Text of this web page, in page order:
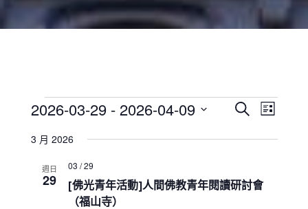
Events
E
e
s
S
S
a
h
E
v
n
L
2026-03-29 - 2026-04-09
e
3 月 2026
週日
29
[佛光青年活動]人間佛教青年閱讀研討會
（福山寺）
03 / 29